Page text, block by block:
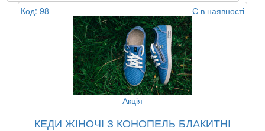
Код: 98 Є в наявності
Акція
КЕДИ ЖІНОЧІ З КОНОПЕЛЬ БЛАКИТНІ